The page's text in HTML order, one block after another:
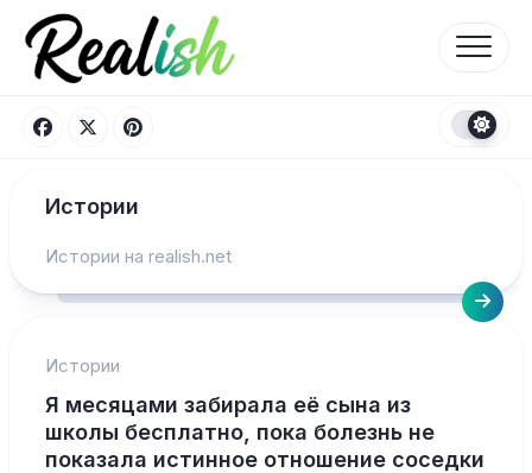
Перейти
содержанию
Истории
Истории на realish.net
Истории
Я месяцами забирала её сына из
школы бесплатно, пока болезнь не
показала истинное отношение соседки